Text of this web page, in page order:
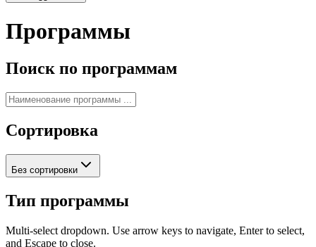
Программы
Поиск по программам
Сортировка
Без сортировки
Тип программы
Multi-select dropdown. Use arrow keys to navigate, Enter to select,
and Escape to close.